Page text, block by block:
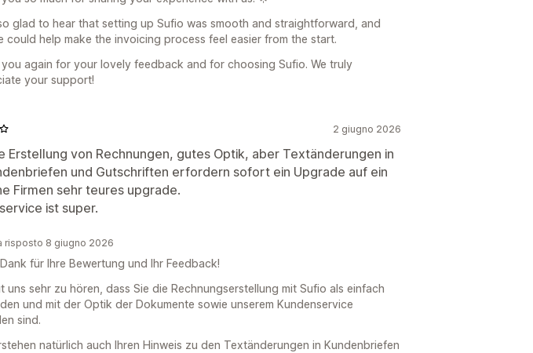
glad to hear that setting up Sufio was smooth and straightforward, and
could help make the invoicing process feel easier from the start.
again for your lovely feedback and for choosing Sufio. We truly
your support!
2 giugno 2026
Erstellung von Rechnungen, gutes Optik, aber Textänderungen in
und Gutschriften erfordern sofort ein Upgrade auf ein
Firmen sehr teures upgrade.
ist super.
risposto 8 giugno 2026
für Ihre Bewertung und Ihr Feedback!
uns sehr zu hören, dass Sie die Rechnungserstellung mit Sufio als einfach
und mit der Optik der Dokumente sowie unserem Kundenservice
sind.
natürlich auch Ihren Hinweis zu den Textänderungen in Kundenbriefen